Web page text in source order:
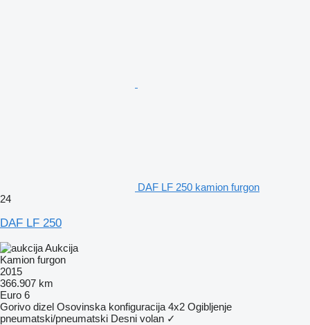
DAF LF 250 kamion furgon
24
DAF LF 250
Aukcija
Kamion furgon
2015
366.907 km
Euro 6
Gorivo dizel Osovinska konfiguracija 4x2 Ogibljenje
pneumatski/pneumatski Desni volan ✓